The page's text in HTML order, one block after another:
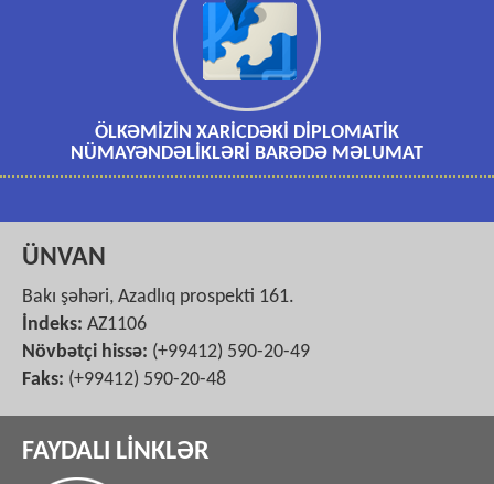
ÖLKƏMİZİN XARİCDƏKİ DİPLOMATİK
NÜMAYƏNDƏLİKLƏRİ BARƏDƏ MƏLUMAT
ÜNVAN
Bakı şəhəri, Azadlıq prospekti 161.
İndeks: AZ1106
Növbətçi hissə: (+99412) 590-20-49
Faks: (+99412) 590-20-48
FAYDALI LİNKLƏR